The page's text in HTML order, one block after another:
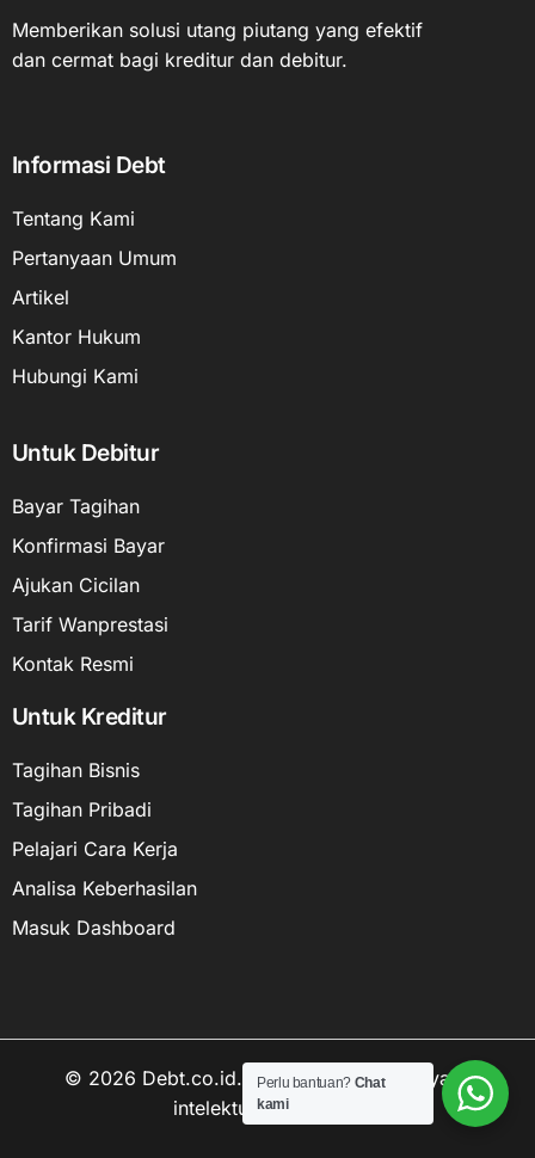
Memberikan solusi utang piutang yang efektif
dan cermat bagi kreditur dan debitur.
Informasi Debt
Tentang Kami
Pertanyaan Umum
Artikel
Kantor Hukum
Hubungi Kami
Untuk Debitur
Bayar Tagihan
Konfirmasi Bayar
Ajukan Cicilan
Tarif Wanprestasi
Kontak Resmi
Untuk Kreditur
Tagihan Bisnis
Tagihan Pribadi
Pelajari Cara Kerja
Analisa Keberhasilan
Masuk Dashboard
© 2026 Debt.co.id. Hak cipta data kekayaan
intelektual dilindungi.
Perlu bantuan? Chat
kami